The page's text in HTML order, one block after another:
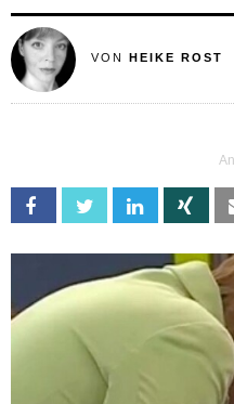
VON HEIKE ROST
Facebook Twitter Linkedin Xing